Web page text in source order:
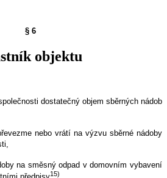
§ 6
objektu
dostatečný objem sběrných nádob
nebo vrátí na výzvu sběrné nádoby
na směsný odpad v domovním vybavení
15)